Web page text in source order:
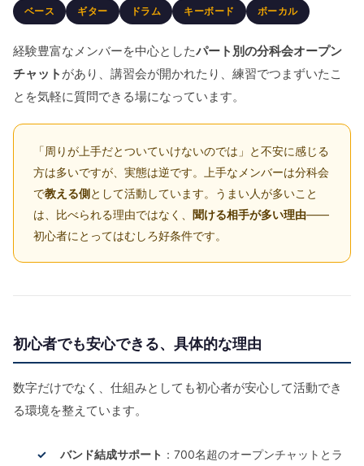
ベース ギター ドラム キーボード ボーカル
経験豊富なメンバーを中心としたパート別の分科会オープン
チャット があり、講習会が開かれたり、練習でつまずいたこ
とを気軽に質問できる場になっています。
「周りが上手だとついていけないのでは」と不安に感じる
方は多いですが、実態は逆です。上手なメンバーは分科会
で教える側として活動しています。うまい人が多いこと
は、比べられる理由ではなく、 聞ける相手が多い理由——
初心者にとってはむしろ好条件です。
初心者でも安心できる、具体的な理由
数字だけでなく、仕組みとしても初心者が安心して活動でき
る環境を整えています。
バンド結成サポート ：700名超のオープンチャットとラ